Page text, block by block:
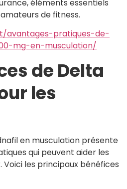
éléments essentiels
de fitness.
avantages-pratiques-de-
mg-en-musculation/
de Delta
les
en musculation présente
qui peuvent aider les
les principaux bénéfices